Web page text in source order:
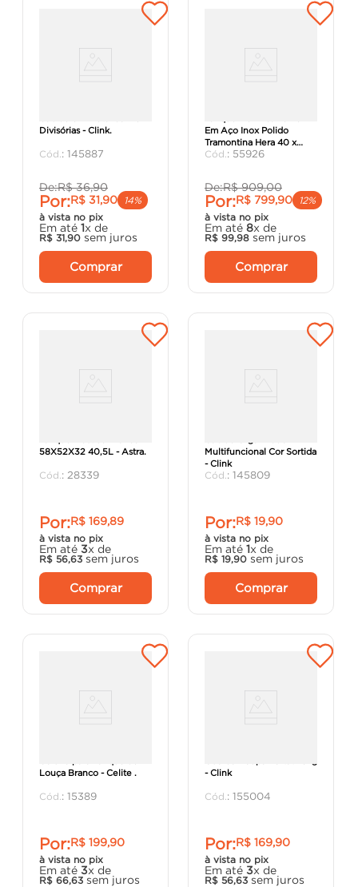
Divisórias - Clink.
: 145887
De:R$ 36,90
Por:R$ 31,90
14%
à vista no pix
Em até 1x de
R$ 31,90 sem juros
Comprar
Em Aço Inox Polido
Tramontina Hera 40 x
40cm - Tramontina.
: 55926
De:R$ 909,00
Por:R$ 799,90
12%
à vista no pix
Em até 8x de
R$ 99,98 sem juros
Comprar
58X52X32 40,5L - Astra.
: 28339
Por:R$ 169,89
à vista no pix
Em até 3x de
R$ 56,63 sem juros
Comprar
Multifuncional Cor Sortida
- Clink
: 145809
Por:R$ 19,90
à vista no pix
Em até 1x de
R$ 19,90 sem juros
Comprar
Louça Branco - Celite .
: 15389
Por:R$ 199,90
à vista no pix
Em até 3x de
R$ 66,63 sem juros
- Clink
: 155004
Por:R$ 169,90
à vista no pix
Em até 3x de
R$ 56,63 sem juros